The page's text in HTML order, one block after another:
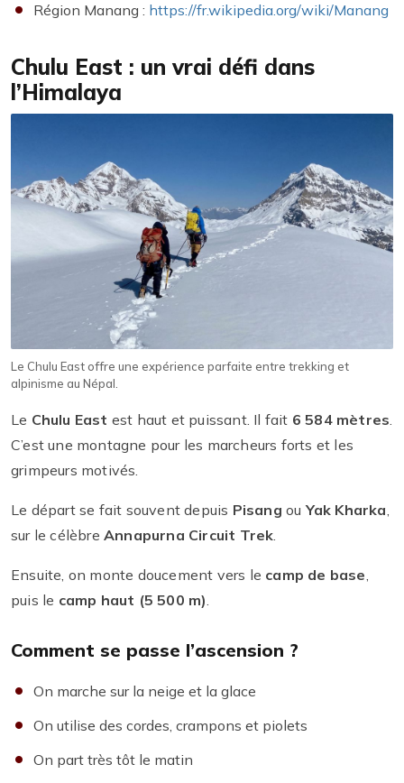
Région Manang : https://fr.wikipedia.org/wiki/Manang
Chulu East : un vrai défi dans
l’Himalaya
Le Chulu East offre une expérience parfaite entre trekking et
alpinisme au Népal.
Le Chulu East est haut et puissant. Il fait 6 584 mètres
C’est une montagne pour les marcheurs forts et les
grimpeurs motivés.
Le départ se fait souvent depuis Pisang ouYak Kharka
sur le célèbre Annapurna Circuit Trek
Ensuite, on monte doucement vers le camp de base
puis le camp haut (5 500 m)
Comment se passe l’ascension ?
On marche sur la neige et la glace
On utilise des cordes, crampons et piolets
On part très tôt le matin